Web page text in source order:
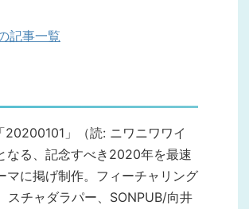
記事一覧
」（読: ニワニワワイ
なる、記念すべき2020年を最速
マに掲げ制作。フィーチャリング
スチャダラパー、SONPUB/向井